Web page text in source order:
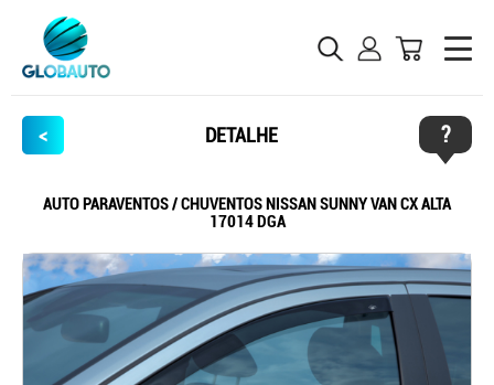
< DETALHE ?
AUTO PARAVENTOS / CHUVENTOS NISSAN SUNNY VAN CX ALTA
17014 DGA